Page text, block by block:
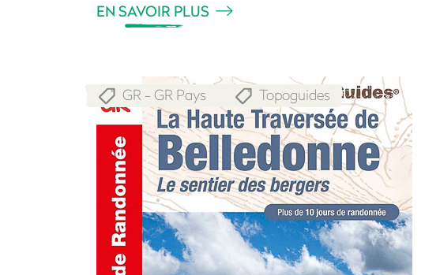
EN SAVOIR PLUS
GR - GR Pays Topoguides